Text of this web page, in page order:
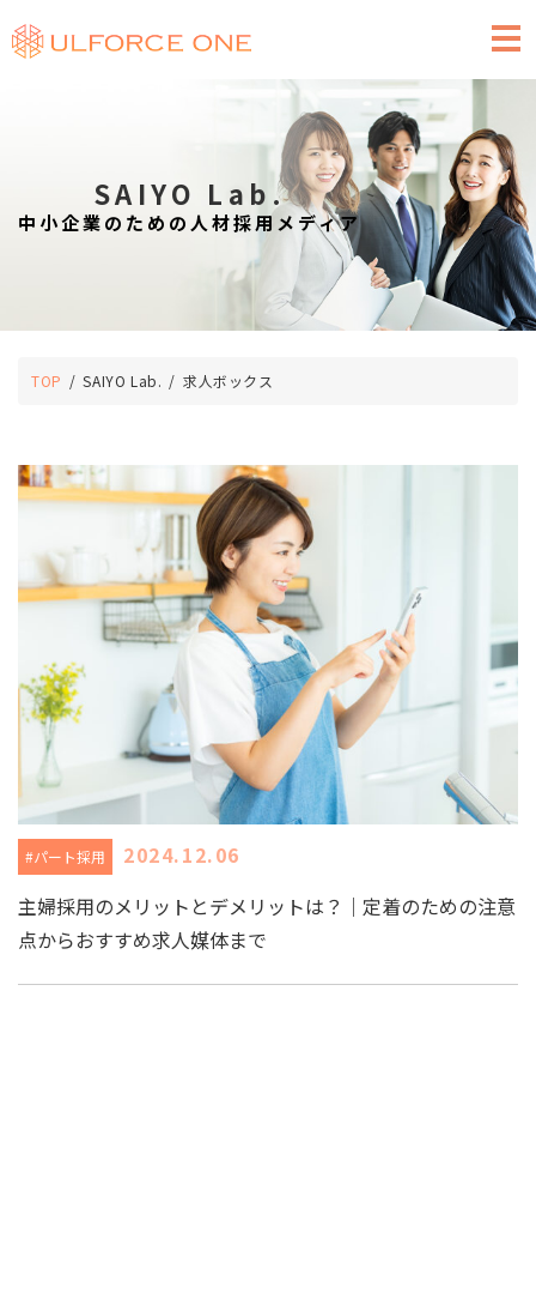
求人広告のご掲
SAIYO Lab.
中小企業のための人材採用メディア
TOP SAIYO Lab. 求人ボックス
#パート採用
2024.12.06
主婦採用のメリットとデメリットは？｜定着のための注意
点からおすすめ求人媒体まで